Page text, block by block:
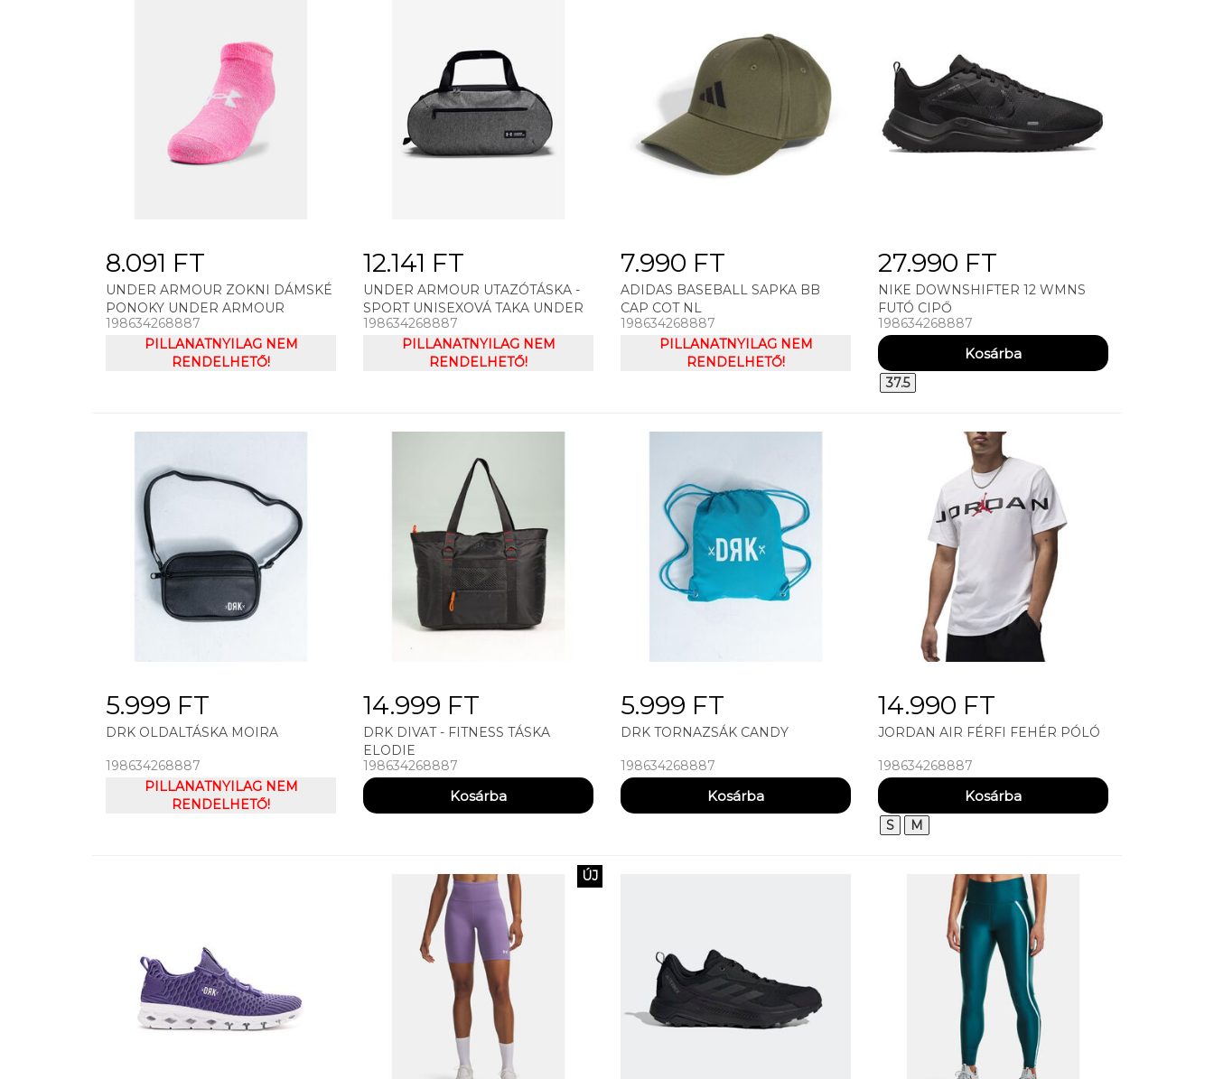
8.091 FT
UNDER ARMOUR ZOKNI DÁMSKÉ
PONOKY UNDER ARMOUR
WOMEN'S ESSENTIAL NS
198634268887
PILLANATNYILAG NEM
RENDELHETŐ!
12.141 FT
UNDER ARMOUR UTAZÓTÁSKA -
SPORT UNISEXOVÁ TAKA UNDER
ARMOUR ROLAND DUFFLE SM
198634268887
PILLANATNYILAG NEM
RENDELHETŐ!
7.990 FT
ADIDAS BASEBALL SAPKA BB
CAP COT NL
198634268887
PILLANATNYILAG NEM
RENDELHETŐ!
27.990 FT
NIKE DOWNSHIFTER 12 WMNS
FUTÓ CIPŐ
198634268887
37.5
5.999 FT
DRK OLDALTÁSKA MOIRA
198634268887
PILLANATNYILAG NEM
RENDELHETŐ!
14.999 FT
DRK DIVAT - FITNESS TÁSKA
ELODIE
198634268887
5.999 FT
DRK TORNAZSÁK CANDY
198634268887
14.990 FT
JORDAN AIR FÉRFI FEHÉR PÓLÓ
198634268887
S M
ÚJ